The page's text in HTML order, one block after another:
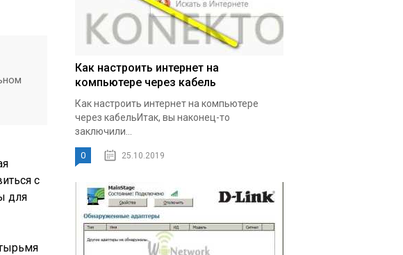
с
для
Как настроить интернет на
компьютере через кабель
Как настроить интернет на компьютере
через кабельИтак, вы наконец-то
заключили...
0 25.10.2019